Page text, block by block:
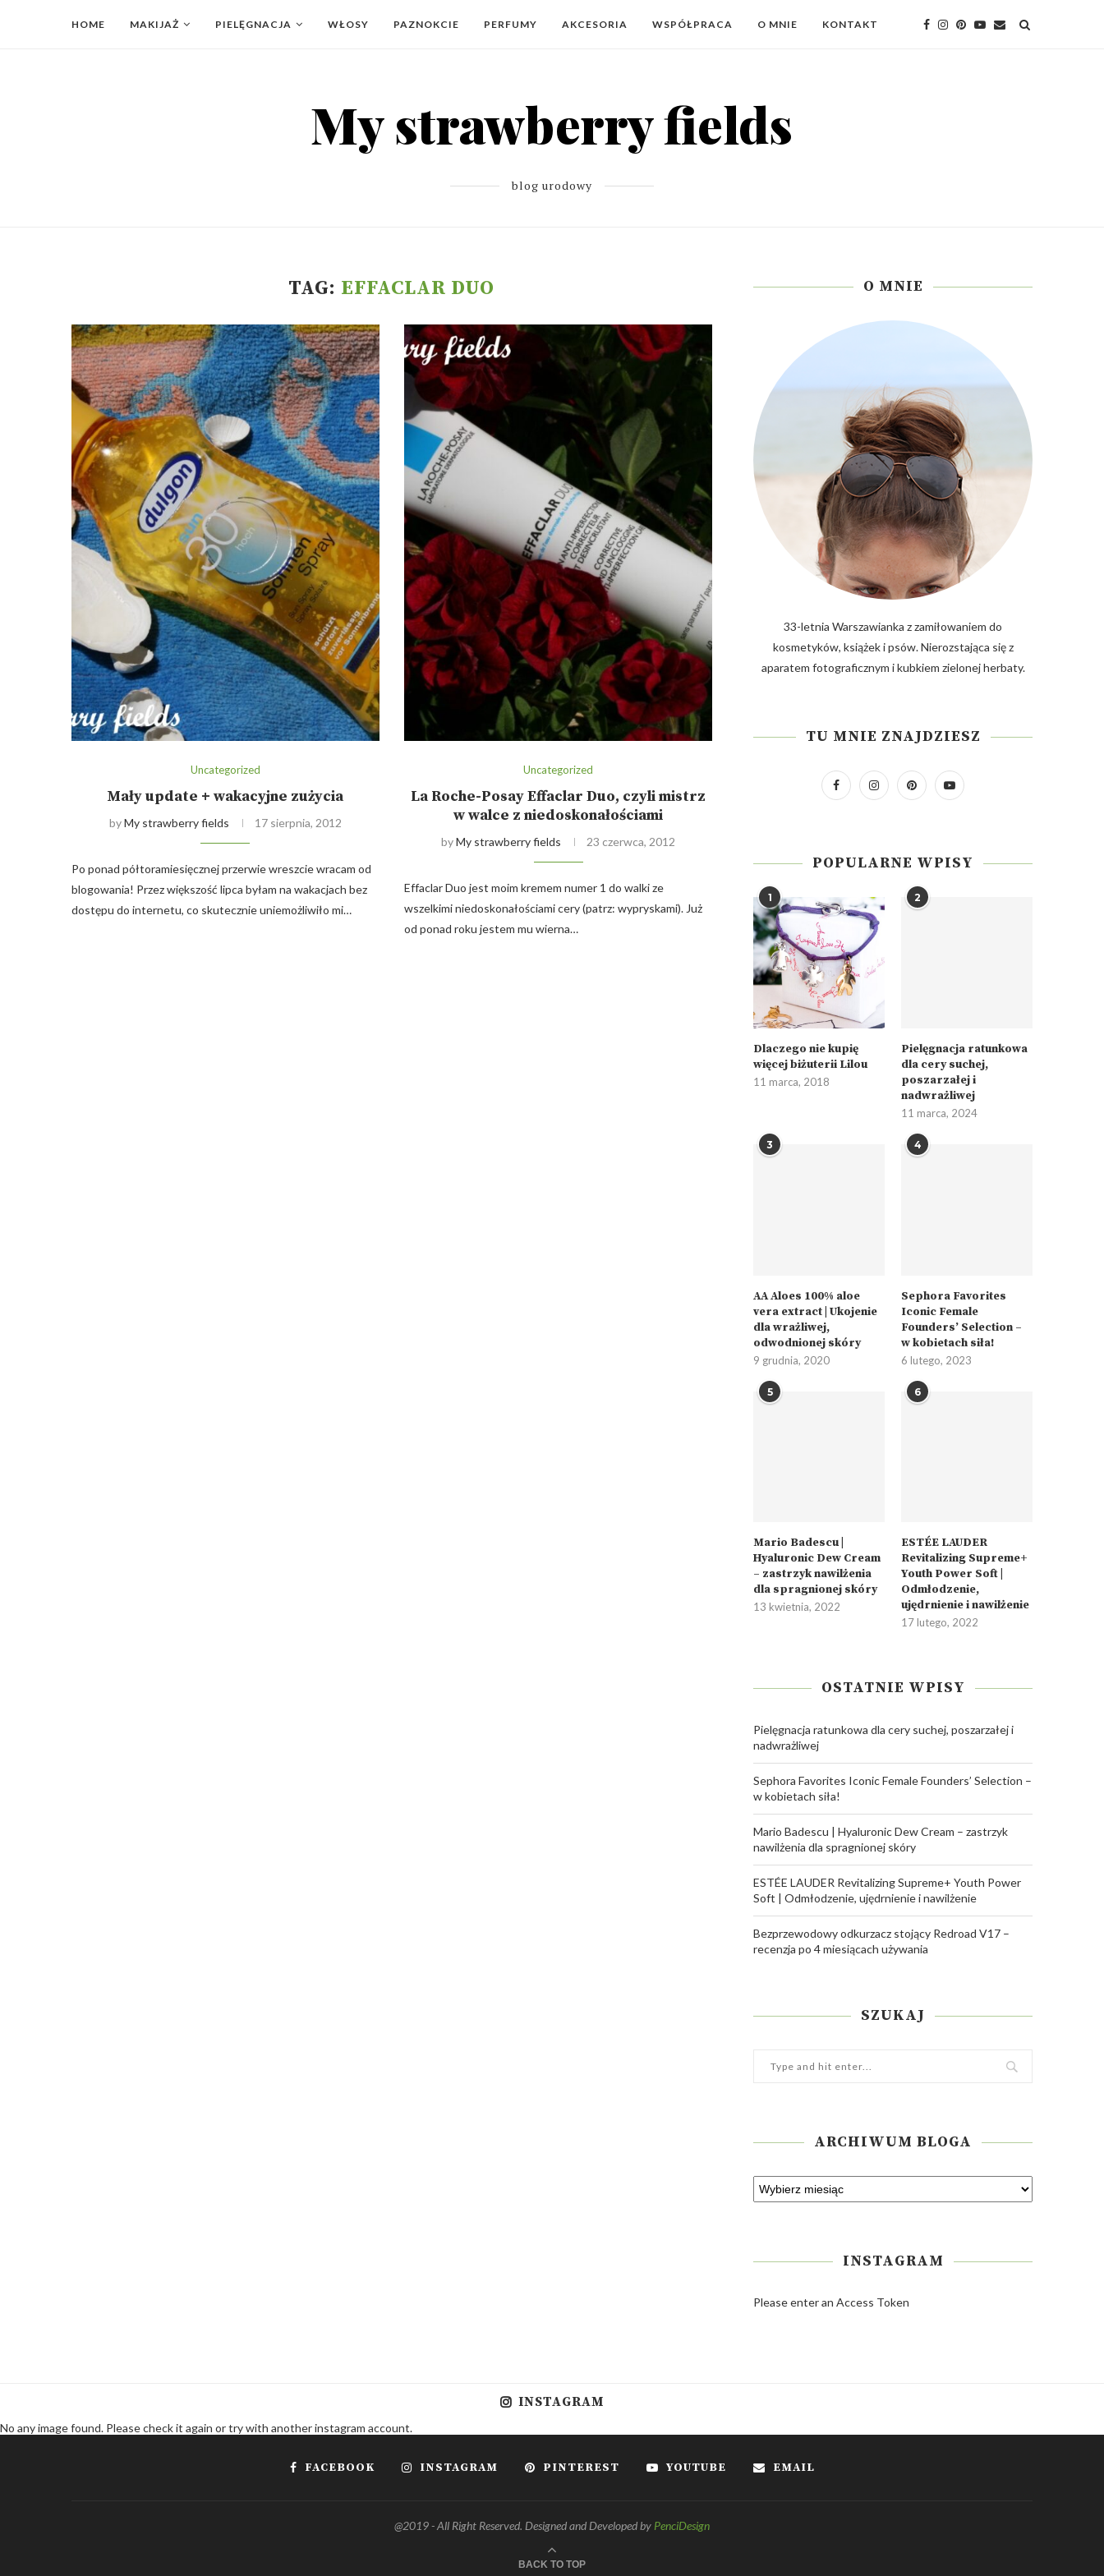
HOME MAKIJAŻ PIELĘGNACJA WŁOSY PAZNOKCIE PERFUMY AKCESORIA WSPÓŁPRACA O MNIE KONTAKT
blog urodowy
TAG: EFFACLAR DUO
Uncategorized
Mały update + wakacyjne zużycia
byMy strawberry fields 17 sierpnia, 2012
Po ponad półtoramiesięcznej przerwie wreszcie wracam od
blogowania! Przez większość lipca byłam na wakacjach bez
dostępu do internetu, co skutecznie uniemożliwiło mi…
Uncategorized
La Roche-Posay Effaclar Duo, czyli mistrz
w walce z niedoskonałościami
byMy strawberry fields 23 czerwca, 2012
Effaclar Duo jest moim kremem numer 1 do walki ze
wszelkimi niedoskonałościami cery (patrz: wypryskami). Już
od ponad roku jestem mu wierna…
O MNIE
33-letnia Warszawianka z zamiłowaniem do
kosmetyków, książek i psów. Nierozstająca się z
aparatem fotograficznym i kubkiem zielonej herbaty.
TU MNIE ZNAJDZIESZ
POPULARNE WPISY
1
Dlaczego nie kupię
więcej biżuterii Lilou
11 marca, 2018
2
Pielęgnacja ratunkowa
dla cery suchej,
poszarzałej i
nadwrażliwej
11 marca, 2024
3
AA Aloes 100% aloe
vera extract | Ukojenie
dla wrażliwej,
odwodnionej skóry
9 grudnia, 2020
4
Sephora Favorites
Iconic Female
Founders’ Selection –
w kobietach siła!
6 lutego, 2023
5
Mario Badescu |
Hyaluronic Dew Cream
– zastrzyk nawilżenia
dla spragnionej skóry
13 kwietnia, 2022
6
ESTÉE LAUDER
Revitalizing Supreme+
Youth Power Soft |
Odmłodzenie,
ujędrnienie i nawilżenie
17 lutego, 2022
OSTATNIE WPISY
Pielęgnacja ratunkowa dla cery suchej, poszarzałej i
nadwrażliwej
Sephora Favorites Iconic Female Founders’ Selection –
w kobietach siła!
Mario Badescu | Hyaluronic Dew Cream – zastrzyk
nawilżenia dla spragnionej skóry
ESTÉE LAUDER Revitalizing Supreme+ Youth Power
Soft | Odmłodzenie, ujędrnienie i nawilżenie
Bezprzewodowy odkurzacz stojący Redroad V17 –
recenzja po 4 miesiącach używania
SZUKAJ
ARCHIWUM BLOGA
INSTAGRAM
Please enter an Access Token
INSTAGRAM
No any image found. Please check it again or try with another instagram account.
FACEBOOK INSTAGRAM PINTEREST YOUTUBE EMAIL
@2019 - All Right Reserved. Designed and Developed by PenciDesign
BACK TO TOP